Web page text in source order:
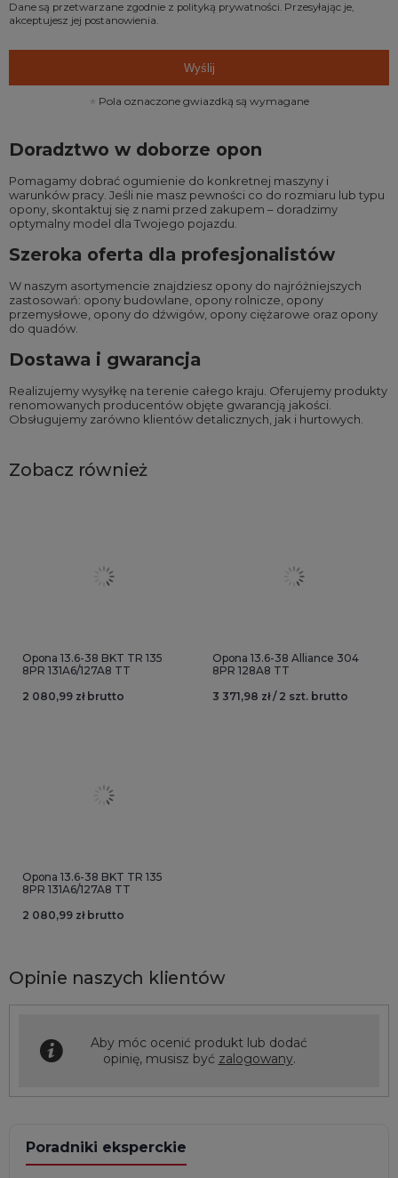
Dane są przetwarzane zgodnie z polityką prywatności. Przesyłając je,
akceptujesz jej postanowienia.
Wyślij
Pola oznaczone gwiazdką są wymagane
Doradztwo w doborze opon
Pomagamy dobrać ogumienie do konkretnej maszyny i
warunków pracy. Jeśli nie masz pewności co do rozmiaru lub typu
opony, skontaktuj się z nami przed zakupem – doradzimy
optymalny model dla Twojego pojazdu.
Szeroka oferta dla profesjonalistów
W naszym asortymencie znajdziesz opony do najróżniejszych
zastosowań: opony budowlane opony rolnicze opony
przemysłowe opony do dźwigów opony ciężarowe oraz opony
do quadów
Dostawa i gwarancja
Realizujemy wysyłkę na terenie całego kraju. Oferujemy produkty
renomowanych producentów objęte gwarancją jakości.
Obsługujemy zarówno klientów detalicznych, jak i hurtowych.
Zobacz również
Opona 13.6-38 BKT TR 135
8PR 131A6/127A8 TT
2 080,99 zł brutto
Opona 13.6-38 Alliance 304
8PR 128A8 TT
3 371,98 zł / 2 szt. brutto
Opona 13.6-38 BKT TR 135
8PR 131A6/127A8 TT
2 080,99 zł brutto
Opinie naszych klientów
Aby móc ocenić produkt lub dodać
opinię, musisz być zalogowany.
Poradniki eksperckie